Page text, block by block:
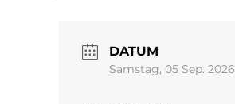
DATUM
Samstag, 05 Sep. 2026